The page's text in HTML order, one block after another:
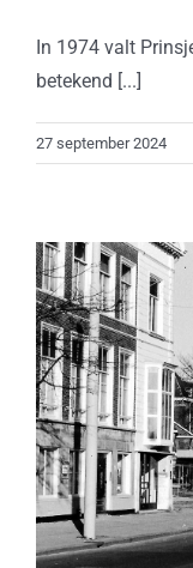
In 1974 valt
betekend [...]
27 september 2024